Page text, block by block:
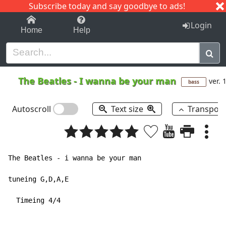
Subscribe today and say goodbye to ads!
1-9 C I J
Home Help Login
The Beatles-I wanna be your man bass ver. 1
Autoscroll Text size
The Beatles - i wanna be your man
tuneing G,D,A,E
  Timeing 4/4